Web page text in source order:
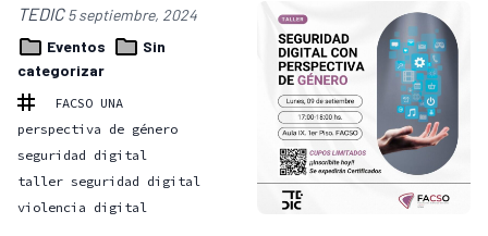
TEDIC5 septiembre, 2024
Eventos
Sin
categorizar
FACSO UNA
perspectiva de género
seguridad digital
taller seguridad digital
violencia digital